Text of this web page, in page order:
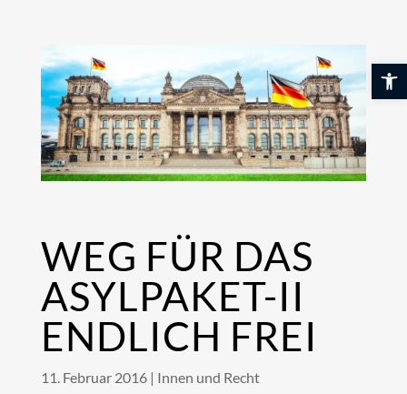
WEG FÜR DAS
ASYLPAKET-II
ENDLICH FREI
11. Februar 2016| Innen und Recht